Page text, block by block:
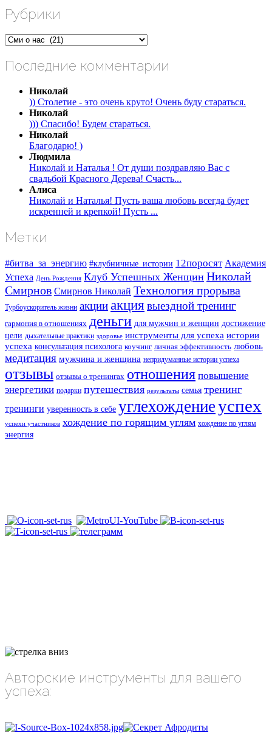
Рубрики
Рубрики
Последние комментарии
Николай
)) Столетие - это очень круто! Очень буду стараться.
Николай
))) Спасибо! Будем стараться.
Николай
Благодарю! )
Людмила
Николай и Наталья ! От души поздравляю Вас с
свадьбой Красного Дерева! Счасть...
Алиса
Николай и Наталья! Пусть ваша любовь всегда будет
искренней и крепкой! Пусть ...
Метки
#битва_за_энергию #клубничные_истории 12поросят Академия
Успеха День Рождения Клуб Успешных Женщин Николай
Смирнов Смирнов Николай Технология прорыва
Турбоускоритель жизни акцииакция выездной тренинг
гармония в отношениях деньги для мужчин и женщин достижение
цели дыхательные практики здоровье инструменты для успеха истории
успеха консультация психолога коучинг личная эффективность любовь
медитация мужчина и женщина непридуманные истории успеха
отзывы отзывы о тренингах отношения повышение
энергетики подарки путешествия результаты семья тренинг
тренинги уверенность в себе углехождениеуспех
успехи участников хождение по горящим углям хождение по углям
энергия
Авторские инструменты для вашего
успеха: